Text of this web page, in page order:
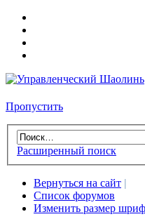
Пропустить
Расширенный поиск
Вернуться на сайт |
Список форумов
Изменить размер